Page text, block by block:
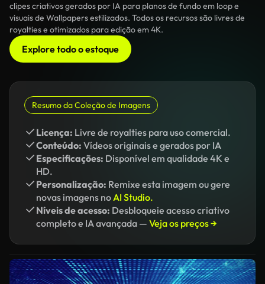
clipes criativos gerados por IA para planos de fundo em loop e
visuais de Wallpapers estilizados. Todos os recursos são livres de
royalties e otimizados para edição em 4K.
Explore todo o estoque
Resumo da Coleção de Imagens
Licença: Livre de royalties para uso comercial.
Conteúdo: Vídeos originais e gerados por IA
Especificações: Disponível em qualidade 4K e
HD.
Personalização: Remixe esta imagem ou gere
novas imagens noAI Studio.
Níveis de acesso: Desbloqueie acesso criativo
completo e IA avançada — Veja os preços →